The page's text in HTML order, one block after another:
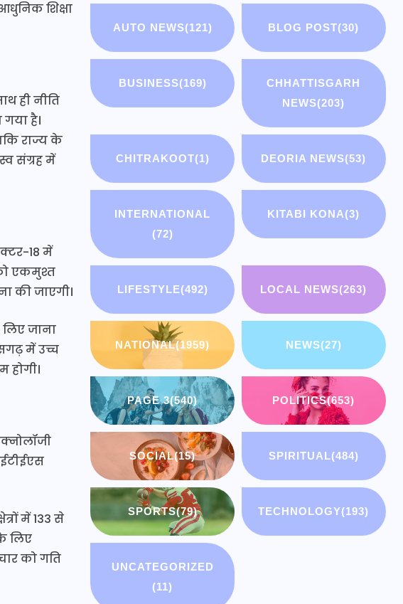
शिक्षा
ही नीति
है।
राज्य के
संग्रह में
18 में
एकमुश्त
की जाएगी।
जाना
में उच्च
होगी।
में 133 से
लिए
को गति
AUTO NEWS(121) BLOG POST(30)
BUSINESS(169)
CHHATTISGARH
NEWS(203)
CHITRAKOOT(1) DEORIA NEWS(53)
INTERNATIONAL
(72)
KITABI KONA(3)
LIFESTYLE(492) LOCAL NEWS(263)
NATIONAL(1959) NEWS(27)
PAGE 3(540) POLITICS(653)
SOCIAL(15) SPIRITUAL(484)
SPORTS(79) TECHNOLOGY(193)
UNCATEGORIZED
(11)